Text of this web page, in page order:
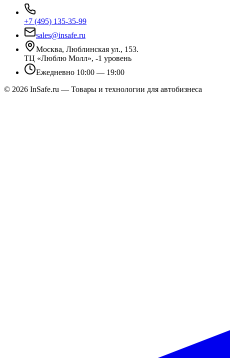
+7 (495) 135-35-99
sales@insafe.ru
Москва, Люблинская ул., 153.
ТЦ «Люблю Молл», -1 уровень
Ежедневно 10:00 — 19:00
© 2026 InSafe.ru — Товары и технологии для автобизнеса